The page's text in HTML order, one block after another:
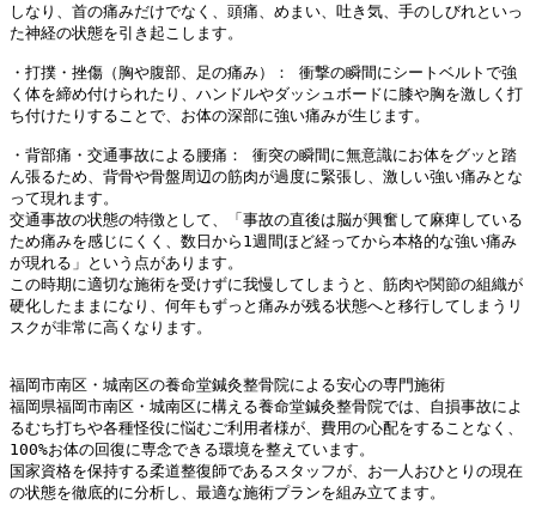
しなり、首の痛みだけでなく、頭痛、めまい、吐き気、手のしびれといっ
た神経の状態を引き起こします。
・打撲・挫傷（胸や腹部、足の痛み）： 衝撃の瞬間にシートベルトで強
く体を締め付けられたり、ハンドルやダッシュボードに膝や胸を激しく打
ち付けたりすることで、お体の深部に強い痛みが生じます。
・背部痛・交通事故による腰痛： 衝突の瞬間に無意識にお体をグッと踏
ん張るため、背骨や骨盤周辺の筋肉が過度に緊張し、激しい強い痛みとな
って現れます。
交通事故の状態の特徴として、「事故の直後は脳が興奮して麻痺している
ため痛みを感じにくく、数日から1週間ほど経ってから本格的な強い痛み
が現れる」という点があります。
この時期に適切な施術を受けずに我慢してしまうと、筋肉や関節の組織が
硬化したままになり、何年もずっと痛みが残る状態へと移行してしまうリ
スクが非常に高くなります。
福岡市南区・城南区の養命堂鍼灸整骨院による安心の専門施術
福岡県福岡市南区・城南区に構える養命堂鍼灸整骨院では、自損事故によ
るむち打ちや各種怪役に悩むご利用者様が、費用の心配をすることなく、
100%お体の回復に専念できる環境を整えています。
国家資格を保持する柔道整復師であるスタッフが、お一人おひとりの現在
の状態を徹底的に分析し、最適な施術プランを組み立てます。